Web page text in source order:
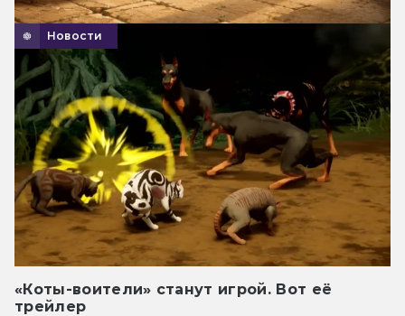
Новости
«Коты-воители» станут игрой. Вот её
трейлер